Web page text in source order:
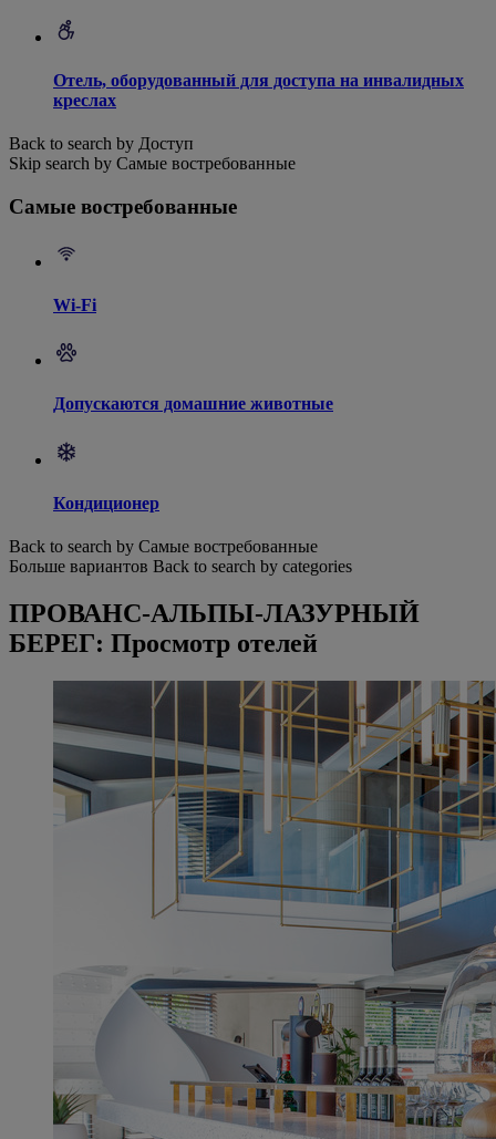
Отель, оборудованный для доступа на инвалидных
креслах
Back to search by Доступ
Skip search by Самые востребованные
Самые востребованные
Wi-Fi
Допускаются домашние животные
Кондиционер
Back to search by Самые востребованные
Больше вариантов Back to search by categories
ПРОВАНС-АЛЬПЫ-ЛАЗУРНЫЙ
БЕРЕГ: Просмотр отелей